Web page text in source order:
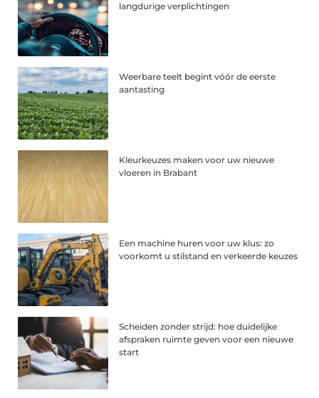
langdurige verplichtingen
Weerbare teelt begint vóór de eerste
aantasting
Kleurkeuzes maken voor uw nieuwe
vloeren in Brabant
Een machine huren voor uw klus: zo
voorkomt u stilstand en verkeerde keuzes
Scheiden zonder strijd: hoe duidelijke
afspraken ruimte geven voor een nieuwe
start